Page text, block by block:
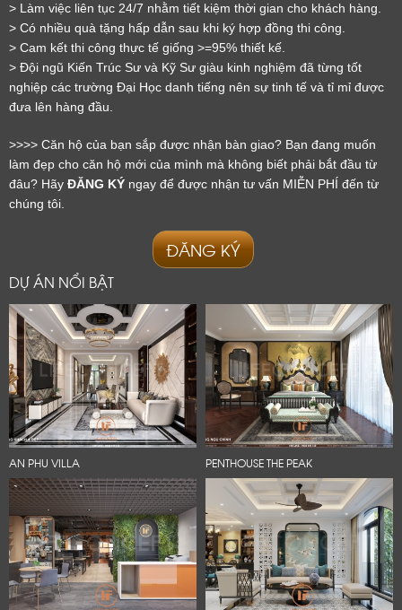
> Làm việc liên tục 24/7 nhằm tiết kiệm thời gian cho khách hàng.
> Có nhiều quà tặng hấp dẫn sau khi ký hợp đồng thi công.
> Cam kết thi công thực tế giống >=95% thiết kế.
> Đội ngũ Kiến Trúc Sư và Kỹ Sư giàu kinh nghiệm đã từng tốt
nghiệp các trường Đại Học danh tiếng nên sự tinh tế và tỉ mỉ được
đưa lên hàng đầu.
>>>> Căn hộ của bạn sắp được nhận bàn giao? Bạn đang muốn
làm đẹp cho căn hộ mới của mình mà không biết phải bắt đầu từ
đâu? Hãy ĐĂNG KÝ ngay để được nhận tư vấn MIỄN PHÍ đến từ
chúng tôi.
ĐĂNG KÝ
DỰ ÁN NỔI BẬT
AN PHU VILLA PENTHOUSE THE PEAK
Cảm ơn quý khách đã để lại thông tin.
Chúng tôi sẽ liên hệ lại trong thời gian sớm nhất